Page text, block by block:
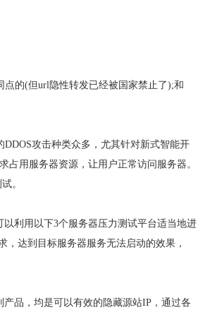
的(但url隐性转发已经被国家禁止了);和
攻击种类众多，尤其针对新式智能开
占用服务器资源，让用户正常访问服务器。
。
利用以下3个服务器压力测试平台适当地进
，达到目标服务器服务无法启动的效果，
品，均是可以有效的隐藏源站IP，通过各